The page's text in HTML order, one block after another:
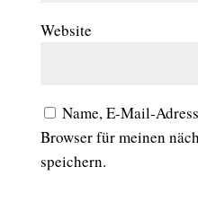
Website
Name, E-Mail-
Browser für meinen
speichern.